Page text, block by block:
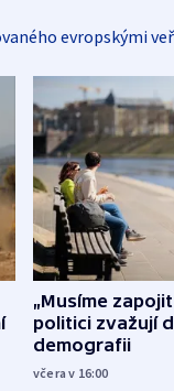
evropskými
„Musíme
politici zvažují
demografii
včera v 16:00